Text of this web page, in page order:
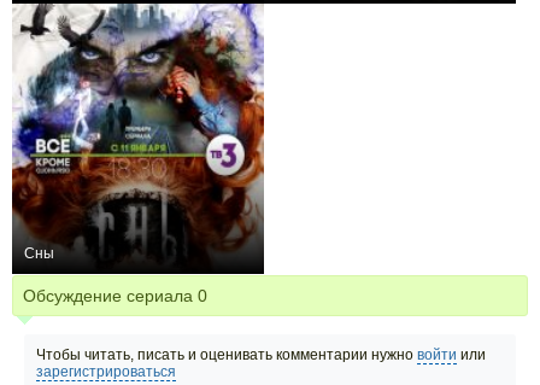
Сны
Обсуждение сериала 0
Чтобы читать, писать и оценивать комментарии нужно войти или
зарегистрироваться